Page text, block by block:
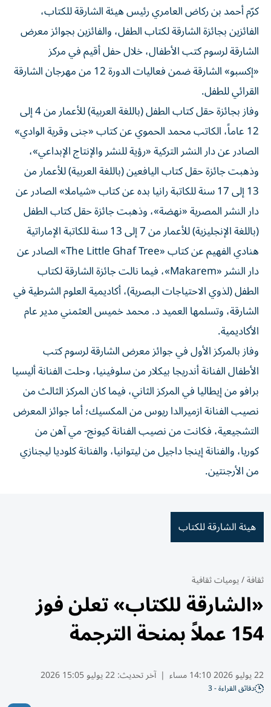
كرّم أحمد بن ركاض العامري رئيس هيئة الشارقة للكتاب،
الفائزين بجائزة الشارقة لكتاب الطفل، والفائزين بجوائز معرض
الشارقة لرسوم كتب الأطفال، خلال حفل أقيم في مركز
«إكسبو» الشارقة ضمن فعاليات الدورة 12 من مهرجان الشارقة
القرائي للطفل.
وفاز بجائزة حقل كتاب الطفل (باللغة العربية) للأعمار من 4 إلى
12 عاماً، الكاتب محمد الحموي عن كتاب «جنى وقرية الوادي»
الصادر عن دار النشر التركية «رؤية للنشر والإنتاج الإبداعي»،
وذهبت جائزة حقل كتاب اليافعين (باللغة العربية) للأعمار من
13 إلى 17 سنة للكاتبة رانيا بده عن كتاب «شياملا» الصادر عن
دار النشر المصرية «نهضة»، وذهبت جائزة حقل كتاب الطفل
(باللغة الإنجليزية) للأعمار من 7 إلى 13 سنة للكاتبة الإماراتية
هنادي الفهيم عن كتاب «The Little Ghaf Tree» الصادر عن
دار النشر «Makarem»، فيما نالت جائزة الشارقة لكتاب
الطفل (لذوي الاحتياجات البصرية)، أكاديمية العلوم الشرطية في
الشارقة، وتسلمها العميد د. محمد خميس العثمني مدير عام
الأكاديمية.
وفاز بالمركز الأول في جوائز معرض الشارقة لرسوم كتب
الأطفال الفنانة أندريجا بيكلار من سلوفينيا، وحلت الفنانة أليسيا
برافو من إيطاليا في المركز الثاني، فيما كان المركز الثالث من
نصيب الفنانة ازميرالدا ريوس من المكسيك؛ أما جوائز المعرض
التشجيعية، فكانت من نصيب الفنانة كيونج- مي آهن من
كوريا، والفنانة إينجا داجيل من ليتوانيا، والفنانة كلوديا ليجنازي
من الأرجنتين.
هيئة الشارقة للكتاب
ثقافة/يوميات ثقافية
«الشارقة للكتاب» تعلن فوز
154 عملاً بمنحة الترجمة
22 يوليو 2026 14:10 مساء | آخر تحديث:22 يوليو 15:05 2026
دقائق القراءة - 3